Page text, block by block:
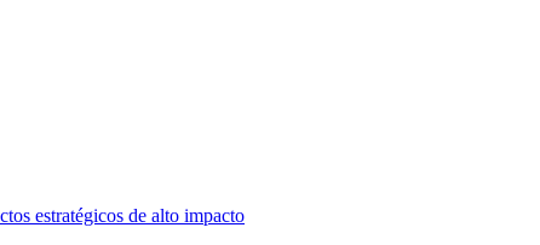
estratégicos de alto impacto